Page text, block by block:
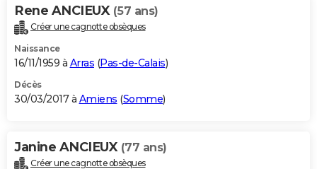
Rene ANCIEUX (57 ans)
Créer une cagnotte obsèques
Naissance
16/11/1959 à Arras (Pas-de-Calais)
Décès
30/03/2017 à Amiens (Somme)
Janine ANCIEUX (77 ans)
Créer une cagnotte obsèques